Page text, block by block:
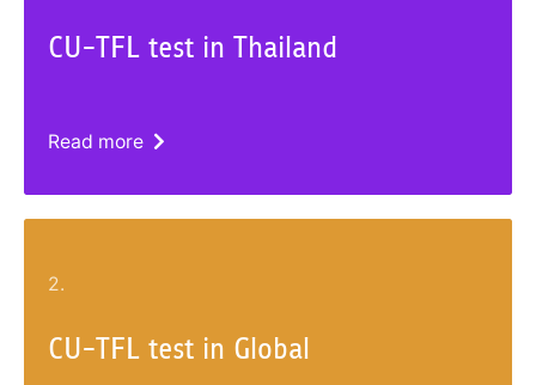
CU-TFL test in Thailand
Read more
2.
CU-TFL test in Global